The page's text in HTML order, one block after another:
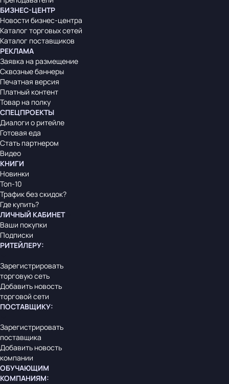
БИЗНЕС-ЦЕНТР
Новости бизнес-центра
Каталог торговых сетей
Каталог поставщиков
РЕКЛАМА
Заявка на размещение
Сквозные баннеры
Печатная версия
Платный контент
Товар на полку
СПЕЦПРОЕКТЫ
Диалоги о ритейле
Готовая еда
Стать партнером
Видео
КНИГИ
Новинки
Топ-10
Трафик без скидок?
Где купить?
ЛИЧНЫЙ КАБИНЕТ
Ваши покупки
Подписки
РИТЕЙЛЕРУ:
Зарегистрировать
торговую сеть
Добавить новость
торговой сети
ПОСТАВЩИКУ:
Зарегистрировать
поставщика
Добавить новость
компании
ОБУЧАЮЩИМ
КОМПАНИЯМ: